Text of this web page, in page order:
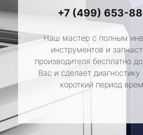
+7 (499) 653-
Наш мастер с полным
инструментов и
производителя бесплатно
Вас и сделает диагностику
короткий период